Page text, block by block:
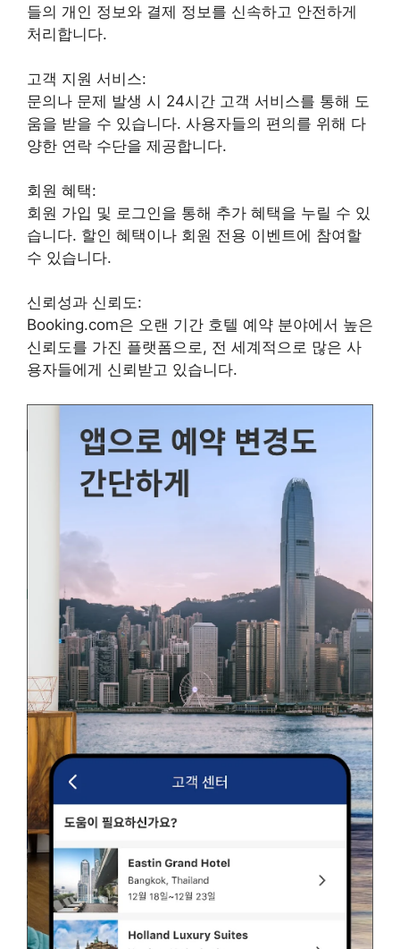
들의 개인 정보와 결제 정보를 신속하고 안전하게
처리합니다.
고객 지원 서비스:
문의나 문제 발생 시 24시간 고객 서비스를 통해 도
움을 받을 수 있습니다. 사용자들의 편의를 위해 다
양한 연락 수단을 제공합니다.
회원 혜택:
회원 가입 및 로그인을 통해 추가 혜택을 누릴 수 있
습니다. 할인 혜택이나 회원 전용 이벤트에 참여할
수 있습니다.
신뢰성과 신뢰도:
Booking.com은 오랜 기간 호텔 예약 분야에서 높은
신뢰도를 가진 플랫폼으로, 전 세계적으로 많은 사
용자들에게 신뢰받고 있습니다.